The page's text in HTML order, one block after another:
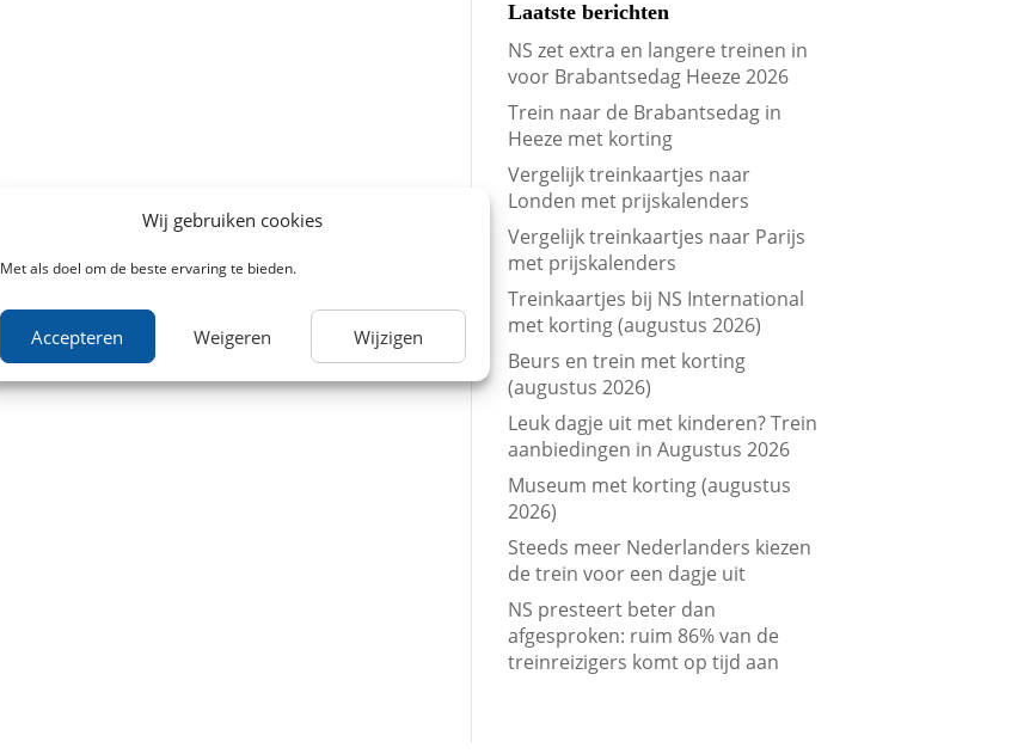
Wij gebruiken cookies
Met als doel om de beste ervaring te bieden.
Accepteren Weigeren Wijzigen
Laatste berichten
NS zet extra en langere treinen in
voor Brabantsedag Heeze 2026
Trein naar de Brabantsedag in
Heeze met korting
Vergelijk treinkaartjes naar
Londen met prijskalenders
Vergelijk treinkaartjes naar Parijs
met prijskalenders
Treinkaartjes bij NS International
met korting (augustus 2026)
Beurs en trein met korting
(augustus 2026)
Leuk dagje uit met kinderen? Trein
aanbiedingen in Augustus 2026
Museum met korting (augustus
2026)
Steeds meer Nederlanders kiezen
de trein voor een dagje uit
NS presteert beter dan
afgesproken: ruim 86% van de
treinreizigers komt op tijd aan